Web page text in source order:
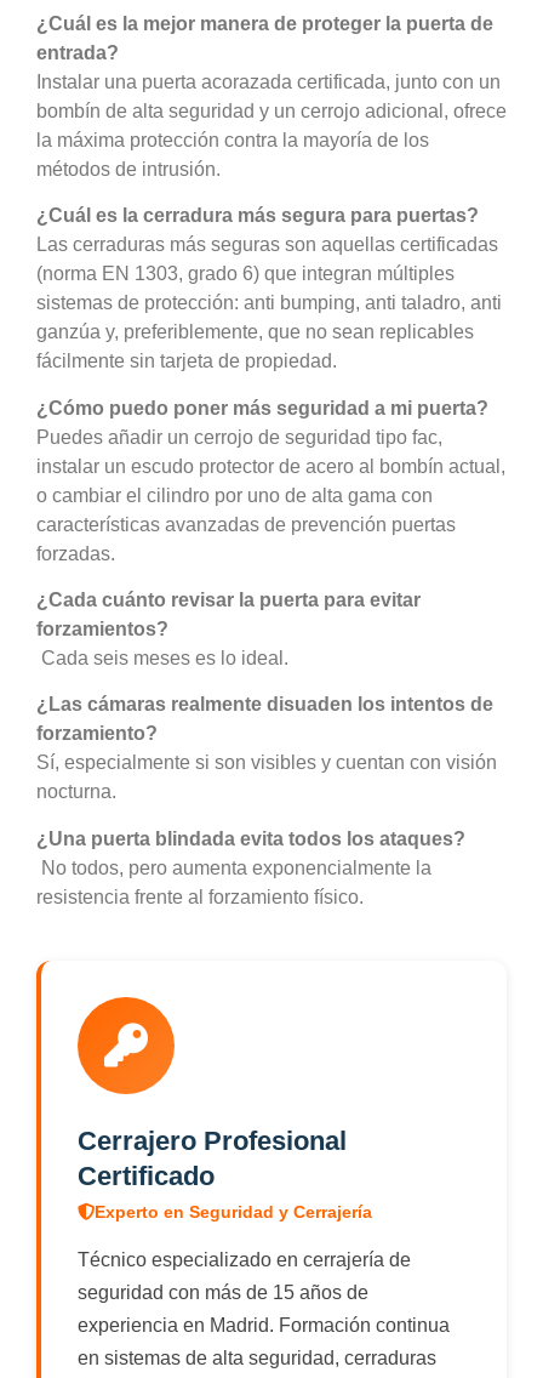
¿Cuál es la mejor manera de proteger la puerta de
entrada?
Instalar una puerta acorazada certificada, junto con un
bombín de alta seguridad y un cerrojo adicional, ofrece
la máxima protección contra la mayoría de los
métodos de intrusión.
¿Cuál es la cerradura más segura para puertas?
Las cerraduras más seguras son aquellas certificadas
(norma EN 1303, grado 6) que integran múltiples
sistemas de protección: anti bumping, anti taladro, anti
ganzúa y, preferiblemente, que no sean replicables
fácilmente sin tarjeta de propiedad.
¿Cómo puedo poner más seguridad a mi puerta?
Puedes añadir un cerrojo de seguridad tipo fac,
instalar un escudo protector de acero al bombín actual,
o cambiar el cilindro por uno de alta gama con
características avanzadas de prevención puertas
forzadas.
¿Cada cuánto revisar la puerta para evitar
forzamientos?
Cada seis meses es lo ideal.
¿Las cámaras realmente disuaden los intentos de
forzamiento?
Sí, especialmente si son visibles y cuentan con visión
nocturna.
¿Una puerta blindada evita todos los ataques?
No todos, pero aumenta exponencialmente la
resistencia frente al forzamiento físico.
Cerrajero Profesional
Certificado
Experto en Seguridad y Cerrajería
Técnico especializado en cerrajería de
seguridad con más de 15 años de
experiencia en Madrid. Formación continua
en sistemas de alta seguridad, cerraduras